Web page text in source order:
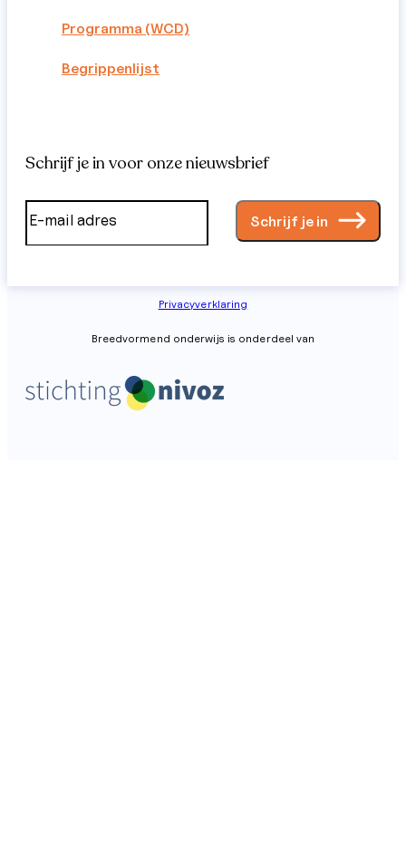
Programma (WCD)
Begrippenlijst
Schrijf je in voor onze nieuwsbrief
Schrijf je in
Privacyverklaring
Breedvormend onderwijs is onderdeel van